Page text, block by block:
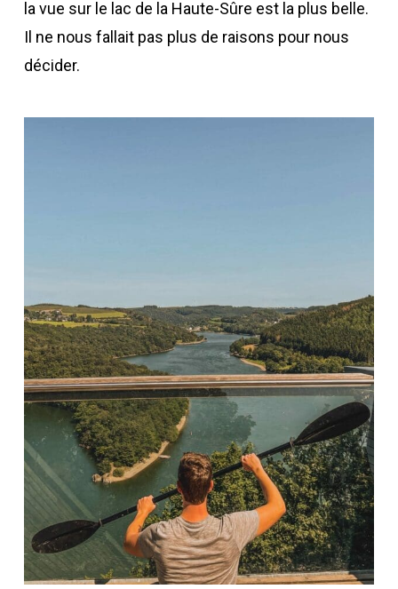
la vue sur le lac de la Haute-Sûre est la plus belle.
Il ne nous fallait pas plus de raisons pour nous
décider.